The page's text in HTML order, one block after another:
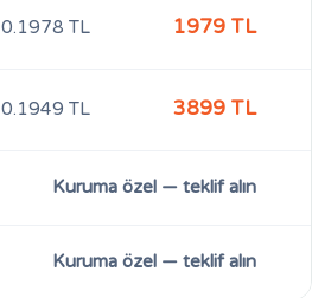
0.1978 TL 1979 TL
0.1949 TL 3899 TL
Kuruma özel — teklif alın
Kuruma özel — teklif alın